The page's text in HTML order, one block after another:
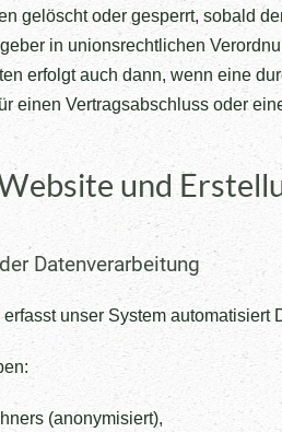
gelöscht oder gesperrt, sobald
in unionsrechtlichen
erfolgt auch dann, wenn eine
einen Vertragsabschluss oder
und
Datenverarbeitung
unser System
(anonymisiert),